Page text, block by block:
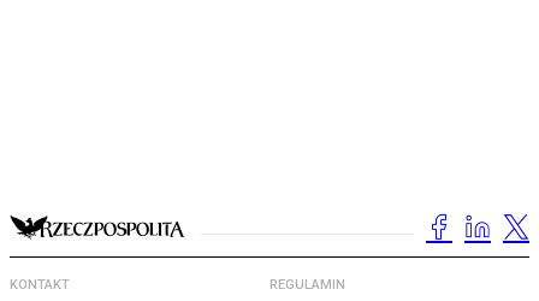
KONTAKT REGULAMIN